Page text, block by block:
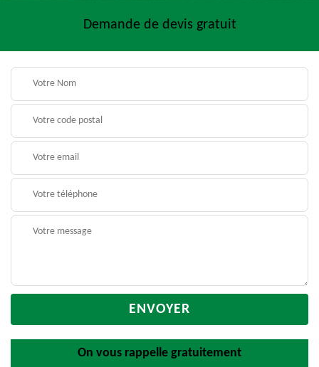
Demande de devis gratuit
On vous rappelle gratuitement